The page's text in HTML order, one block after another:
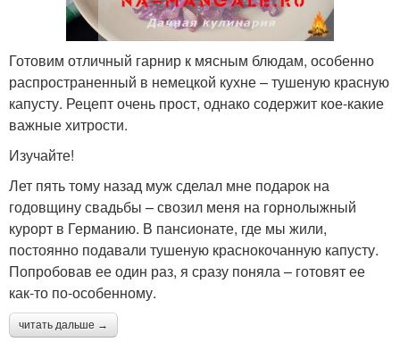
Готовим отличный гарнир к мясным блюдам, особенно
распространенный в немецкой кухне – тушеную красную
капусту. Рецепт очень прост, однако содержит кое-какие
важные хитрости.
Изучайте!
Лет пять тому назад муж сделал мне подарок на
годовщину свадьбы – свозил меня на горнолыжный
курорт в Германию. В пансионате, где мы жили,
постоянно подавали тушеную краснокочанную капусту.
Попробовав ее один раз, я сразу поняла – готовят ее
как-то по-особенному.
читать дальше →